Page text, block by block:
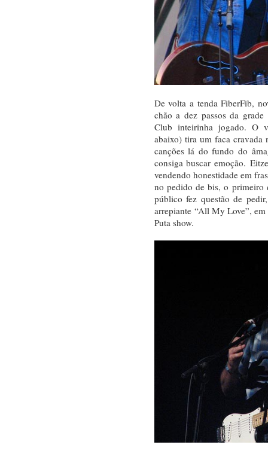
De volta a tenda FiberFib,
chão a dez passos da
Club inteirinha jogado. O
abaixo) tira um faca cravada
canções lá do fundo do
consiga buscar emoção.
vendendo honestidade em
no pedido de bis, o primeiro
público fez questão de
arrepiante “All My Love”, em
Puta show.